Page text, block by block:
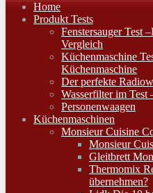
Home
Produkt Tests
Fenstersauger Test
Vergleich
Küchenmaschine
Küchenmaschine
Der perfekte
Wasserfilter im Test
Personenwaagen
Küchenmaschinen
Monsieur Cuisine
Monsieur
Gleitbrett
Thermomix
übernehmen?